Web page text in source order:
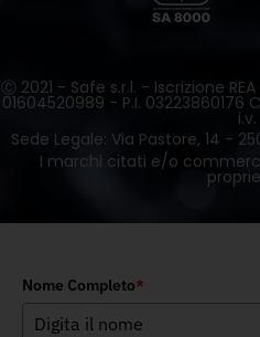
Ⓒ 2021 - Safe s.r.l. - Iscrizione
01604520989 - P.I. 03223860176
i.v.
Sede Legale: Via Pastore, 14 -
I marchi citati e/o
Nome Completo*